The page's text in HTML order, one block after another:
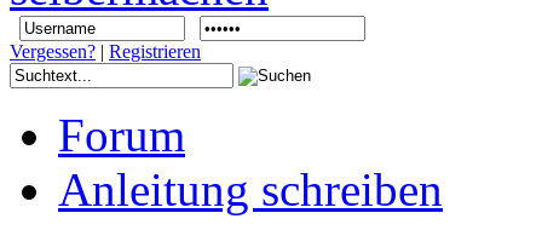
Vergessen? | Registrieren
Forum
Anleitung schreiben